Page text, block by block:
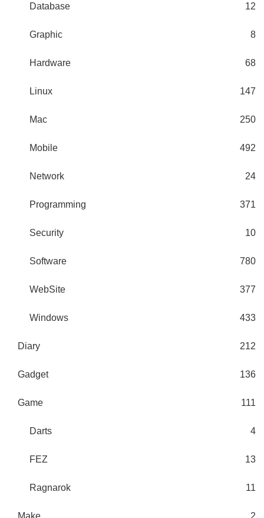
Database 12
Graphic 8
Hardware 68
Linux 147
Mac 250
Mobile 492
Network 24
Programming 371
Security 10
Software 780
WebSite 377
Windows 433
Diary 212
Gadget 136
Game 111
Darts 4
FEZ 13
Ragnarok 11
Make 2